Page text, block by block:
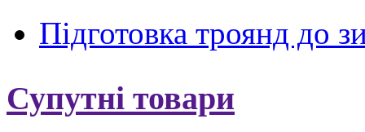
Підготовка троянд до
Супутні товари